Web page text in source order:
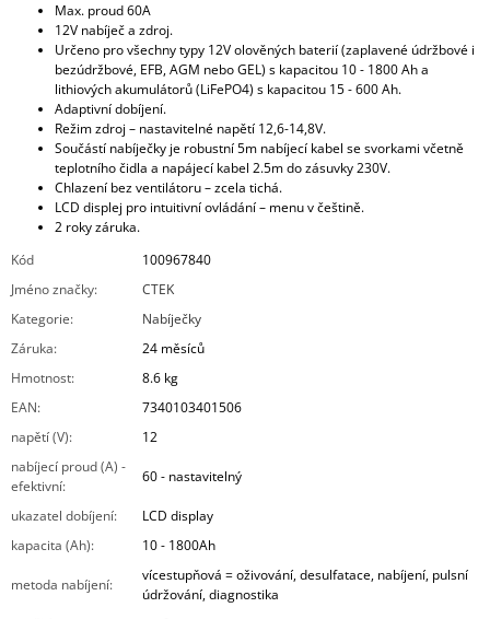
Max. proud 60A
12V nabíječ a zdroj.
Určeno pro všechny typy 12V olověných baterií (zaplavené údržbové i
bezúdržbové, EFB, AGM nebo GEL) s kapacitou 10 - 1800 Ah a
lithiových akumulátorů (LiFePO4) s kapacitou 15 - 600 Ah.
Adaptivní dobíjení.
Režim zdroj – nastavitelné napětí 12,6-14,8V.
Součástí nabíječky je robustní 5m nabíjecí kabel se svorkami včetně
teplotního čidla a napájecí kabel 2.5m do zásuvky 230V.
Chlazení bez ventilátoru – zcela tichá.
LCD displej pro intuitivní ovládání – menu v češtině.
2 roky záruka.
Kód
100967840
Jméno značky:
CTEK
Kategorie:
Nabíječky
Záruka:
24 měsíců
Hmotnost:
8.6 kg
EAN:
7340103401506
napětí (V):
12
nabíjecí proud (A) -
efektivní:
60 - nastavitelný
ukazatel dobíjení:
LCD display
kapacita (Ah): 10 - 1800Ah
metoda nabíjení:
vícestupňová = oživování, desulfatace, nabíjení, pulsní
údržování, diagnostika